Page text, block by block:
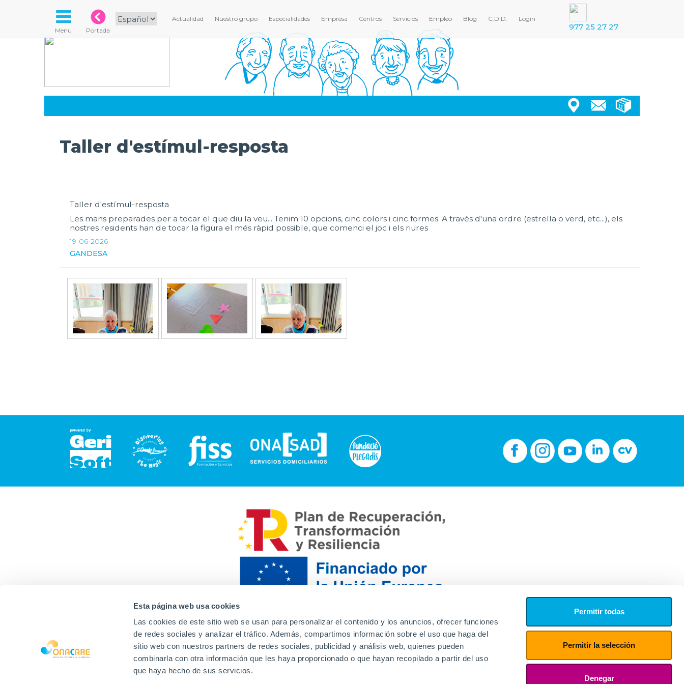
Esta página web usa cookies
Las cookies de este sitio web se usan para personalizar el contenido y los anuncios, ofrecer funciones
de redes sociales y analizar el tráfico. Además, compartimos información sobre el uso que haga del
sitio web con nuestros partners de redes sociales, publicidad y análisis web, quienes pueden
combinarla con otra información que les haya proporcionado o que hayan recopilado a partir del uso
que haya hecho de sus servicios.
Permitir todas
Permitir la selección
Denegar
Actualidad Nuestro grupo Especialidades Empresa Centros Servicios Empleo Blog C.D.D. Login
977 25 27 27
Menu Portada
Taller d'estímul-resposta
Taller d'estímul-resposta
Les mans preparades per a tocar el que diu la veu... Tenim 10 opcions, cinc colors i cinc formes. A través d'una ordre (estrella o verd, etc...), els
nostres residents han de tocar la figura el més ràpid possible, que comenci el joc i els riures
19-06-2026
GANDESA
Contacto Canal de denuncias Envia tu CV
Proveedores
Aviso Legal